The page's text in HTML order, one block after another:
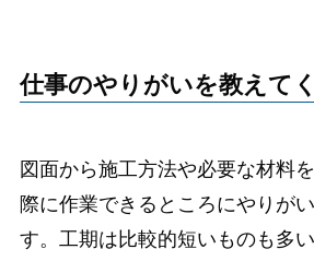
仕事のやりがいを教えて
図面から施工方法や必要な材料
際に作業できるところにやりが
す。工期は比較的短いものも多